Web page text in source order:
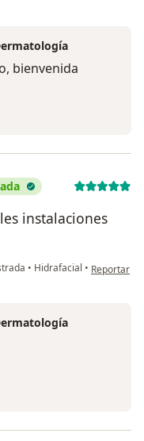
bienvenida
instalaciones
• Hidrafacial • en opinión
Reportar